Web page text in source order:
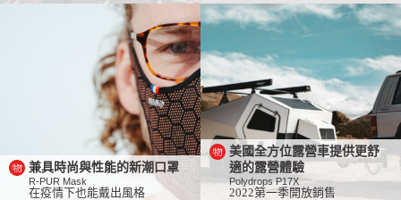
兼具時尚與性能的新潮口罩
R-PUR Mask
在疫情下也能戴出風格
美國全方位露營車提供更舒
適的露營體驗
Polydrops P17X
2022第一季開放銷售